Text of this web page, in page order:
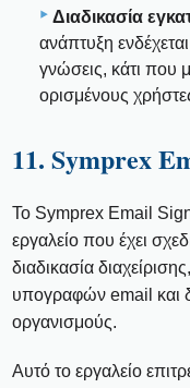
Διαδικασία
ανάπτυξη
γνώσεις, κάτι που
ορισμένους
11. Symprex
Το Symprex Email
εργαλείο που έχει
διαδικασία
υπογραφών email και
οργανισμούς.
Αυτό το εργαλείο